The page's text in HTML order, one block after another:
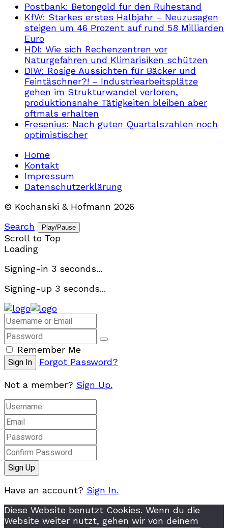
Postbank: Betongold für den Ruhestand
KfW: Starkes erstes Halbjahr – Neuzusagen
steigen um 46 Prozent auf rund 58 Milliarden
Euro
HDI: Wie sich Rechenzentren vor
Naturgefahren und Klimarisiken schützen
DIW: Rosige Aussichten für Bäcker und
Feintäschner?! – Industriearbeitsplätze
gehen im Strukturwandel verloren,
produktionsnahe Tätigkeiten bleiben aber
oftmals erhalten
Fresenius: Nach guten Quartalszahlen noch
optimistischer
Home
Kontakt
Impressum
Datenschutzerklärung
© Kochanski & Hofmann 2026
Search
Play/Pause
Scroll to Top
Loading
Signing-in 3 seconds...
Signing-up 3 seconds...
Remember Me
Forgot Password?
Not a member? Sign Up.
Have an account? Sign In.
Diese Website benutzt Cookies. Wenn du die
Website weiter nutzt, gehen wir von deinem